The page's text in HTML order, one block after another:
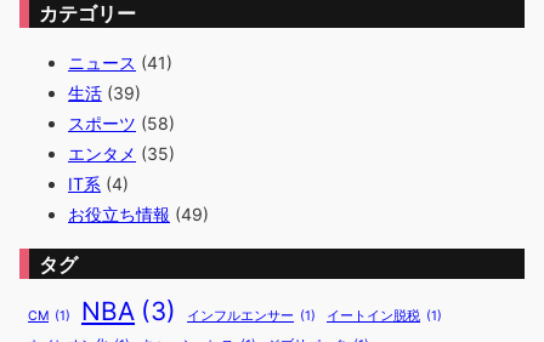
カテゴリー
ニュース (41)
生活 (39)
スポーツ (58)
エンタメ (35)
IT系 (4)
お役立ち情報 (49)
タグ
CM (1) NBA (3) インフルエンサー (1) イートイン脱税 (1)